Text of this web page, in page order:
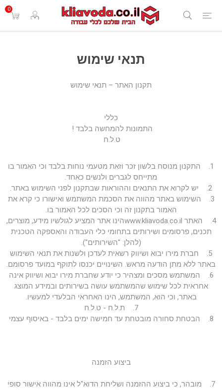
0
תנאי שימוש
תקנון האתר – תנאי שימוש
כללי
התמונות להמחשה בלבד !
ט.ל.ח
1. התקנון מנוסח בלשון זכר וזאת מטעמי נוחות בלבד וכי האמור בו
מתייחס לגברים ולנשים כאחד.
2. יש לקרוא את התנאים וההוראות שבתקנון לפני השימוש באתר.
3. השימוש באתר מהווה את הסכמת המשתמש ואישורו כי קרא את
האמור בתקנון זה וכי הסכים לכל האמור בו.
4. האתר www.kliavoda.co.ilהינו אתר המציע לגולשיו מידע, מוצרים,
תכנים, פרסומים ושירותים בתחומי כלי העבודה והאספקה הטכנית
(להלן: "השירותים").
5. חברת מירו יבוא ושיווק רשאית לעדכן ולשנות את תנאי השימוש
באתר ללא מתן הודעה מראש. השינויים יכנסו לתוקף במועד פרסומם.
6. המשתמש מסכים ומצהיר כי יודע שחברת מירו יבוא ושיווק אינה
אחראית לכל שימוש שהמשתמש עושה בשירותים ובמידע המוצג
באתר, וכי הוא, המשתמש, הינו האחראי הבלעדי למעשיו.
7. ת.ל.ח - ט.ל.ח
8. הבטחת סחורה מובטחת עד חמישה ימים בלבד - באיסוף עצמי
ביצוע הזמנה
7. מובהר, כי ביצוע ההזמנה ושליחת הדוא"ל אינו מהווה אישור סופי